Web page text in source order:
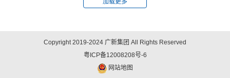
Copyright 2019-2024 广新集团 All Rights Reserved
粤ICP备12008208号-6
网站地图